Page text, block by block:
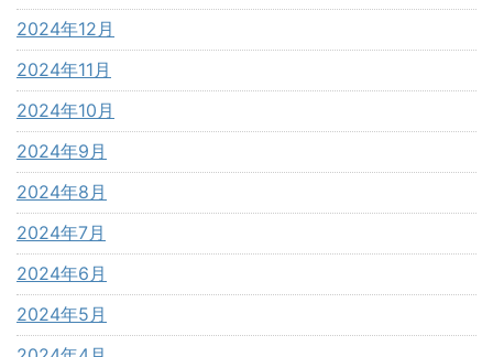
2024年12月
2024年11月
2024年10月
2024年9月
2024年8月
2024年7月
2024年6月
2024年5月